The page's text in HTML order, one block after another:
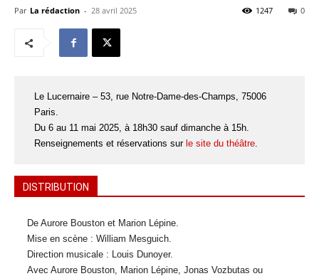
Par La rédaction - 28 avril 2025 0
1247
Le Lucernaire – 53, rue Notre-Dame-des-Champs, 75006
Paris.
Du 6 au 11 mai 2025, à 18h30 sauf dimanche à 15h.
Renseignements et réservations sur le site du théâtre.
DISTRIBUTION
De Aurore Bouston et Marion Lépine.
Mise en scène : William Mesguich.
Direction musicale : Louis Dunoyer.
Avec Aurore Bouston, Marion Lépine, Jonas Vozbutas ou